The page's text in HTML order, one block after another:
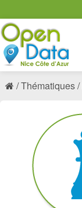
Thématiques